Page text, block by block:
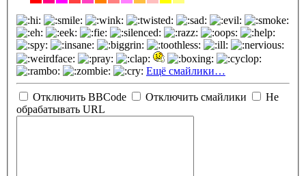
Ещё смайлики…
Отключить BBCode Отключить смайлики
Не
обрабатывать URL